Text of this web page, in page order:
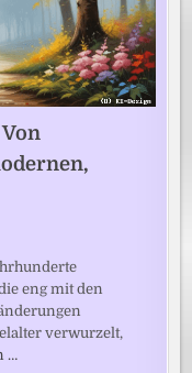
eng mit den
verwurzelt,
…